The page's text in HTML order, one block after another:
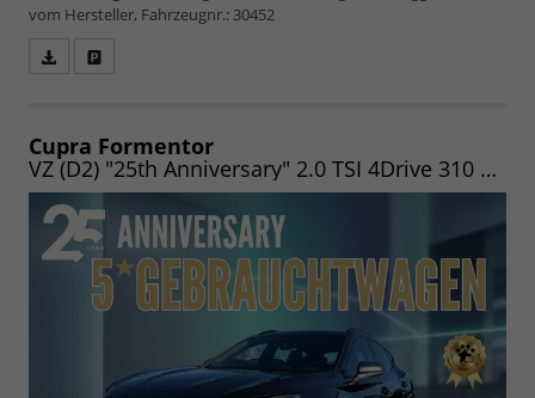
vom Hersteller, Fahrzeugnr.: 30452
speichern/drucken
Cupra Formentor
VZ (D2) "25th Anniversary" 2.0 TSI 4Drive 310 PS DSG LEDER|EASY|12"NAV|AHK|360|UVM. (Lager)